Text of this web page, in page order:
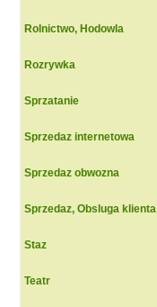
Rolnictwo, Hodowla
Rozrywka
Sprzatanie
Sprzedaz internetowa
Sprzedaz obwozna
Sprzedaz, Obsluga klienta
Staz
Teatr